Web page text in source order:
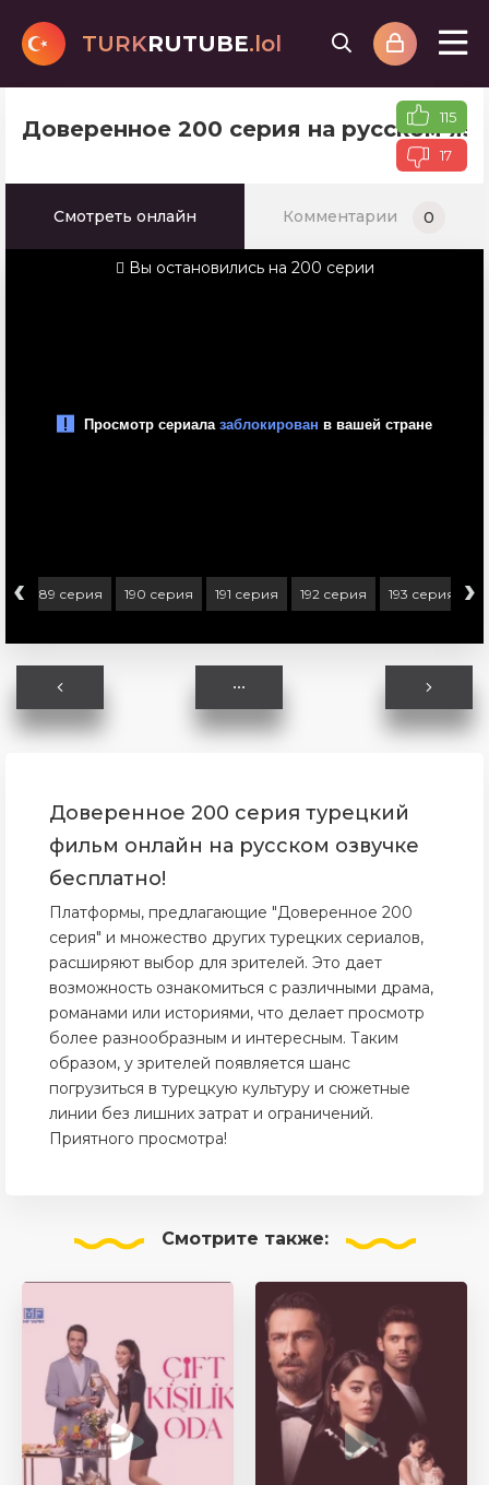
TURKRUTUBE.lol
Доверенное 200 серия на русском115
17
Смотреть онлайн Комментарии 0
Вы остановились на 200 серии
‹ 189 серия 190 серия 191 серия 192 серия 193 серия ›
Доверенное 200 серия турецкий
фильм онлайн на русском озвучке
бесплатно!
Платформы, предлагающие "Доверенное 200
серия" и множество других турецких сериалов,
расширяют выбор для зрителей. Это дает
возможность ознакомиться с различными драма,
романами или историями, что делает просмотр
более разнообразным и интересным. Таким
образом, у зрителей появляется шанс
погрузиться в турецкую культуру и сюжетные
линии без лишних затрат и ограничений.
Приятного просмотра!
Смотрите также: